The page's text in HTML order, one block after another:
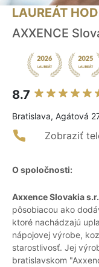
LAUREÁT
AXXENCE
8.7
Bratislava, Agátová
Zobraziť
O spoločnosti:
Axxence Slovakia
pôsobiacou ako
ktoré nachádzajú
nápojovej výrobe,
starostlivosť. Jej
bratislavskom